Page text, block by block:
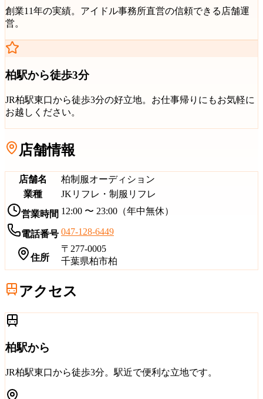
創業11年の実績。アイドル事務所直営の信頼できる店舗運
営。
柏駅から徒歩3分
JR柏駅東口から徒歩3分の好立地。お仕事帰りにもお気軽に
お越しください。
店舗情報
店舗名
柏制服オーディション
業種
JKリフレ・制服リフレ
営業時間 12:00 〜 23:00（年中無休）
電話番号 047-128-6449
住所
〒 277-0005
千葉県柏市柏
アクセス
柏駅から
JR柏駅東口から徒歩3分。駅近で便利な立地です。